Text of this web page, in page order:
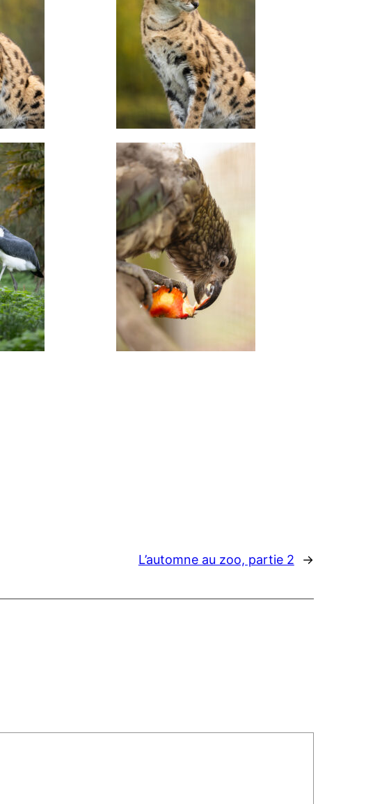
L’automne au zoo, partie 2 →